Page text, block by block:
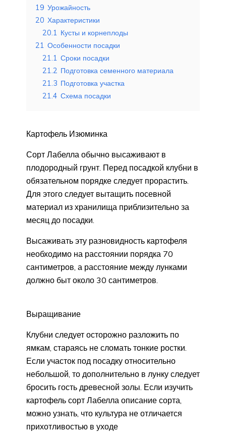
19 Урожайность
20 Характеристики
20.1 Кусты и корнеплоды
21 Особенности посадки
21.1 Сроки посадки
21.2 Подготовка семенного материала
21.3 Подготовка участка
21.4 Схема посадки
Картофель Изюминка
Сорт Лабелла обычно высаживают в
плодородный грунт. Перед посадкой клубни в
обязательном порядке следует прорастить.
Для этого следует вытащить посевной
материал из хранилища приблизительно за
месяц до посадки.
Высаживать эту разновидность картофеля
необходимо на расстоянии порядка 70
сантиметров, а расстояние между лунками
должно быт около 30 сантиметров.
Выращивание
Клубни следует осторожно разложить по
ямкам, стараясь не сломать тонкие ростки.
Если участок под посадку относительно
небольшой, то дополнительно в лунку следует
бросить гость древесной золы. Если изучить
картофель сорт Лабелла описание сорта,
можно узнать, что культура не отличается
прихотливостью в уходе